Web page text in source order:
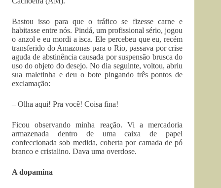
Bastou isso para que o tráfico se fizesse carne e
habitasse entre nós. Pindá, um profissional sério, jogou
o anzol e eu mordi a isca. Ele percebeu que eu, recém
transferido do Amazonas para o Rio, passava por crise
aguda de abstinência causada por suspensão brusca do
uso do objeto do desejo. No dia seguinte, voltou, abriu
sua maletinha e deu o bote pingando três pontos de
exclamação:
– Olha aqui! Pra você! Coisa fina!
Ficou observando minha reação. Vi a mercadoria
armazenada dentro de uma caixa de papel
confeccionada sob medida, coberta por camada de pó
branco e cristalino. Dava uma overdose.
A dopamina